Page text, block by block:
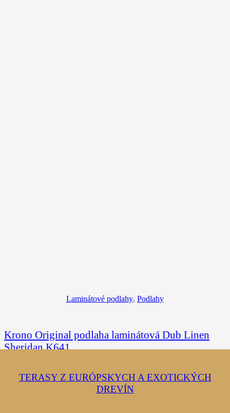
RENOVÁCIA DREVENÝCH PARKIET
DVERE
TELOCVIČNE
LAMINÁTOVÉ PODLAHY
DREVENÉ PARKETY
TERASY Z KOMPOZITNÝCH DOSIEK
TERASY Z EURÓPSKYCH A EXOTICKÝCH
DREVÍN
Laminátové podlahy, Podlahy
Krono Original podlaha laminátová Dub Linen
Sheridan K641
9.90€/ m²s DPH